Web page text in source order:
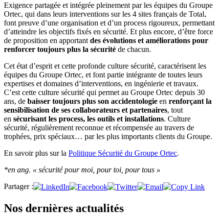
Exigence partagée et intégrée pleinement par les équipes du Groupe
Ortec, qui dans leurs interventions sur les 4 sites français de Total,
font preuve d’une organisation et d’un process rigoureux, permettant
d’atteindre les objectifs fixés en sécurité. Et plus encore, d’être force
de proposition en apportant des évolutions et améliorations pour
renforcer toujours plus la sécurité de chacun.
Cet état d’esprit et cette profonde culture sécurité, caractérisent les
équipes du Groupe Ortec, et font partie intégrante de toutes leurs
expertises et domaines d’interventions, en ingénierie et travaux.
C’est cette culture sécurité qui permet au Groupe Ortec depuis 30
ans, de baisser toujours plus son accidentologie en renforçant la
sensibilisation de ses collaborateurs et partenaires, tout
en sécurisant les process, les outils et installations. Culture
sécurité, régulièrement reconnue et récompensée au travers de
trophées, prix spéciaux… par les plus importants clients du Groupe.
En savoir plus sur la Politique Sécurité du Groupe Ortec.
*en ang. « sécurité pour moi, pour toi, pour tous »
Partager :
Nos dernières actualités